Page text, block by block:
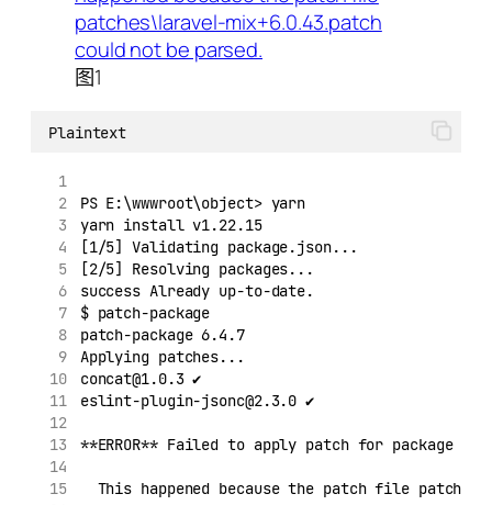
图1
Plaintext
PS E:\wwwroot\object> yarn
yarn install v1.22.15
[1/5] Validating package.json...
[2/5] Resolving packages...
success Already up-to-date.
$ patch-package
patch-package 6.4.7
Applying patches...
concat@1.0.3 ✔
eslint-plugin-jsonc@2.3.0 ✔
**ERROR** Failed to apply patch for package
This happened because the patch file